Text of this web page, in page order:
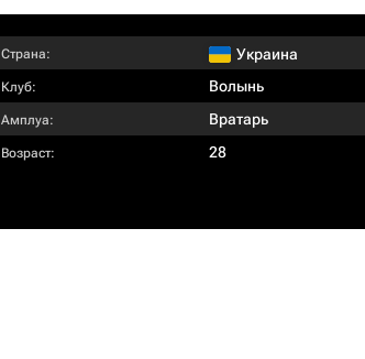
Страна: Украина
Клуб: Волынь
Амплуа: Вратарь
Возраст: 28